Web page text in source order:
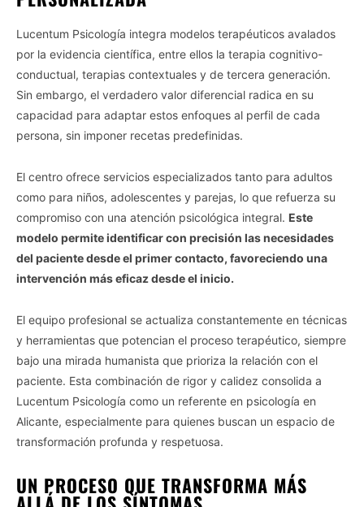
Lucentum Psicología integra modelos terapéuticos avalados
por la evidencia científica, entre ellos la terapia cognitivo-
conductual, terapias contextuales y de tercera generación.
Sin embargo, el verdadero valor diferencial radica en su
capacidad para adaptar estos enfoques al perfil de cada
persona, sin imponer recetas predefinidas.
El centro ofrece servicios especializados tanto para adultos
como para niños, adolescentes y parejas, lo que refuerza su
compromiso con una atención psicológica integral. Este
modelo permite identificar con precisión las necesidades
del paciente desde el primer contacto, favoreciendo una
intervención más eficaz desde el inicio.
El equipo profesional se actualiza constantemente en técnicas
y herramientas que potencian el proceso terapéutico, siempre
bajo una mirada humanista que prioriza la relación con el
paciente. Esta combinación de rigor y calidez consolida a
Lucentum Psicología como un referente en psicología en
Alicante, especialmente para quienes buscan un espacio de
transformación profunda y respetuosa.
UN PROCESO QUE TRANSFORMA MÁS